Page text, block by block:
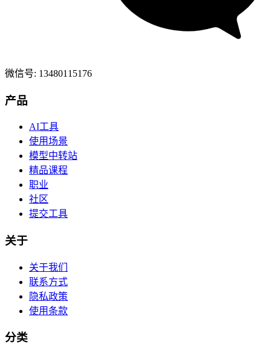
微信号: 13480115176
产品
AI工具
使用场景
模型中转站
精品课程
职业
社区
提交工具
关于
关于我们
联系方式
隐私政策
使用条款
分类